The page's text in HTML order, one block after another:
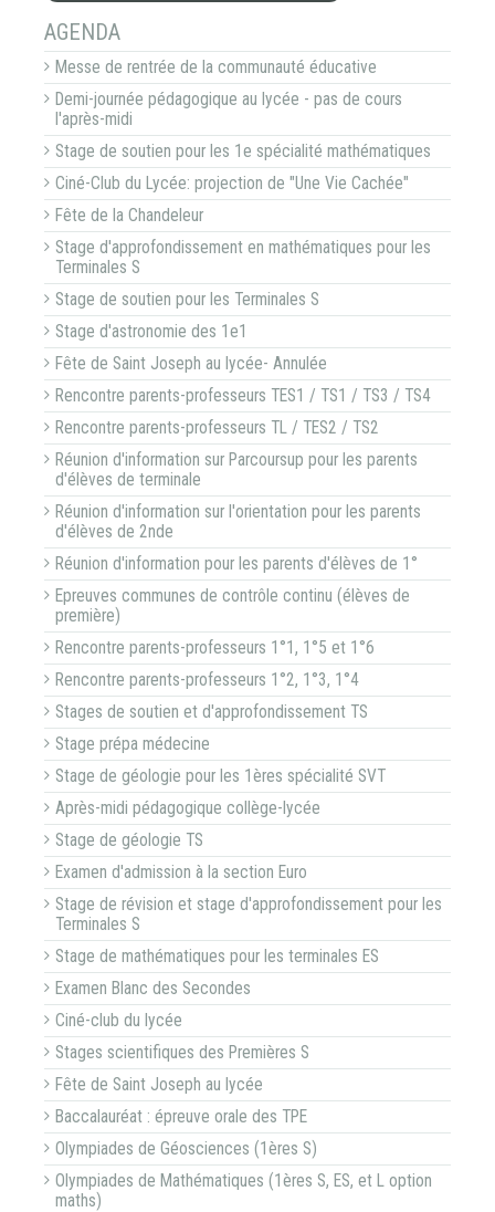
NAVIGATION
AGENDA
Messe de rentrée de la communauté éducative
Demi-journée pédagogique au lycée - pas de cours
l'après-midi
Stage de soutien pour les 1e spécialité mathématiques
Ciné-Club du Lycée: projection de "Une Vie Cachée"
Fête de la Chandeleur
Stage d'approfondissement en mathématiques pour les
Terminales S
Stage de soutien pour les Terminales S
Stage d'astronomie des 1e1
Fête de Saint Joseph au lycée- Annulée
Rencontre parents-professeurs TES1 / TS1 / TS3 / TS4
Rencontre parents-professeurs TL / TES2 / TS2
Réunion d'information sur Parcoursup pour les parents
d'élèves de terminale
Réunion d'information sur l'orientation pour les parents
d'élèves de 2nde
Réunion d'information pour les parents d'élèves de 1°
Epreuves communes de contrôle continu (élèves de
première)
Rencontre parents-professeurs 1°1, 1°5 et 1°6
Rencontre parents-professeurs 1°2, 1°3, 1°4
Stages de soutien et d'approfondissement TS
Stage prépa médecine
Stage de géologie pour les 1ères spécialité SVT
Après-midi pédagogique collège-lycée
Stage de géologie TS
Examen d'admission à la section Euro
Stage de révision et stage d'approfondissement pour les
Terminales S
Stage de mathématiques pour les terminales ES
Examen Blanc des Secondes
Ciné-club du lycée
Stages scientifiques des Premières S
Fête de Saint Joseph au lycée
Baccalauréat : épreuve orale des TPE
Olympiades de Géosciences (1ères S)
Olympiades de Mathématiques (1ères S, ES, et L option
maths)